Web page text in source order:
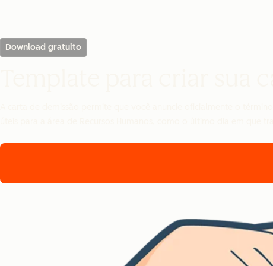
Download gratuito